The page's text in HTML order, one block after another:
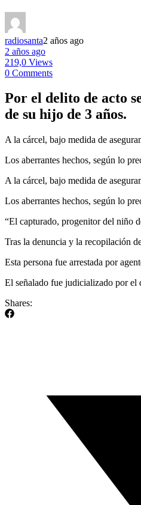
radiosanta2 años ago
2 años ago
219,0 Views
0 Comments
Por el delito de acto
de su hijo de 3 años.
A la cárcel, bajo medida de
Los aberrantes hechos, según lo
A la cárcel, bajo medida de
Los aberrantes hechos, según lo
“El capturado, progenitor del niño
Tras la denuncia y la recopilación
Esta persona fue arrestada por
El señalado fue judicializado por el
Shares: